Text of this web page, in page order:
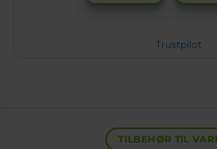
Trustpilot
TILBEHØR TIL